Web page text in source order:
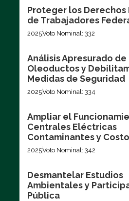
Proteger los Derechos
de Trabajadores
2025Voto Nominal: 332
Análisis Apresurado de
Oleoductos y
Medidas de Seguridad
2025Voto Nominal: 334
Ampliar el
Centrales Eléctricas
Contaminantes y
2025Voto Nominal: 342
Desmantelar Estudios
Ambientales y
Pública